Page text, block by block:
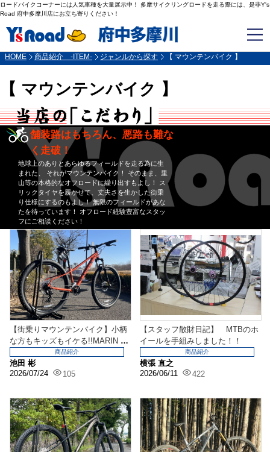
ロードバイクコーナーには人気車種を大量展示中！ 多摩サイクリングロードを走る際には、是非Y's
Road 府中多摩川店にお立ち寄りください！
HOME 商品紹介 -ITEM- ジャンルから探す 【 マウンテンバイク 】
【 マウンテンバイク 】
舗装路はもちろん、悪路も難な
く走破！
地球上のありとあらゆるフィールドを走る為に生
まれた、 それがマウンテンバイク！ そのまま、里
山等の本格的なオフロードに繰り出すもよし！ ス
リックタイヤを履かせて、丈夫さを生かした街乗
り仕様にするのもよし！ 無限のフィールドがあな
たを待っています！ オフロード経験豊富なスタッ
フにご相談ください！
【街乗りマウンテンバイク】小柄
な方もキッズもイケる!!MARIN B
池田 彬
2026/07/24
105
商品紹介
【スタッフ散財日記】 MTBのホ
イールを手組みしました！！
横張 直之
2026/06/11
422
商品紹介